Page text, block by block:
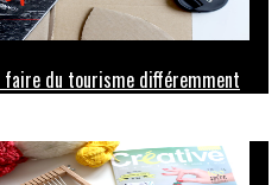
faire du tourisme différemment